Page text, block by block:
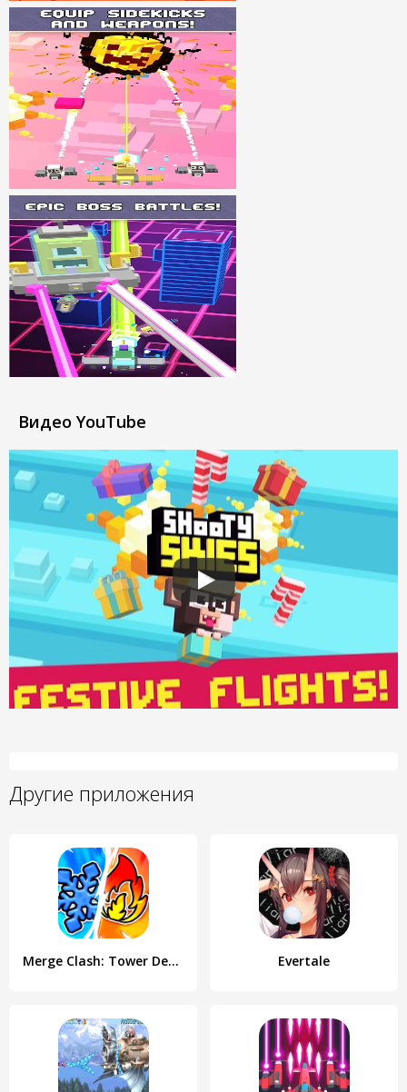
Видео YouTube
Другие приложения
Merge Clash: Tower Defense TD Evertale